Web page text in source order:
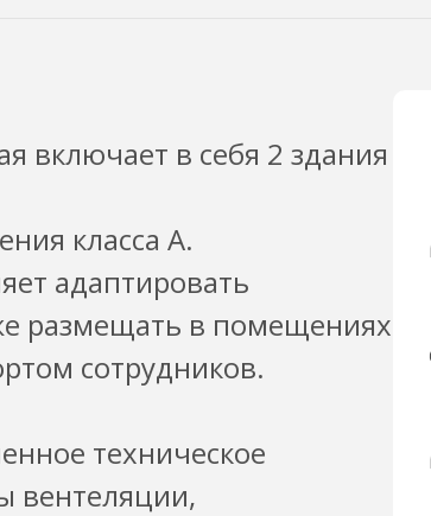
включает в себя 2 здания
класса А.
адаптировать
размещать в помещениях
сотрудников.
техническое
вентеляции,